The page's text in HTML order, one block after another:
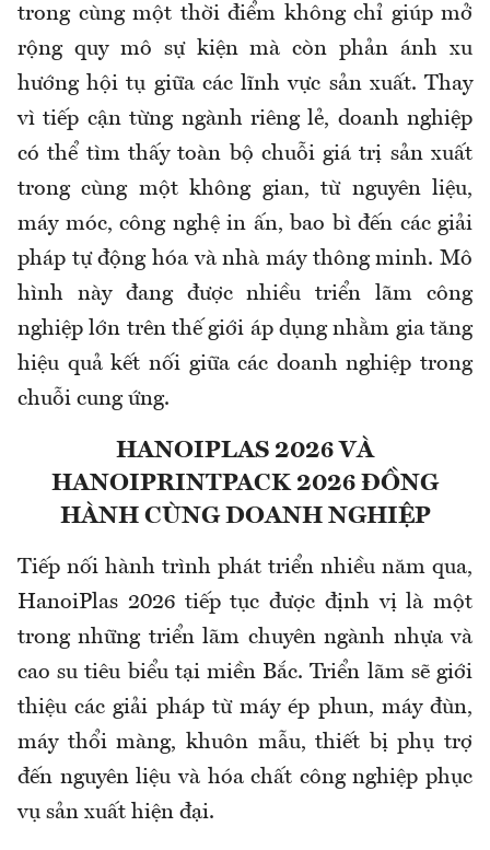
trong cùng một thời điểm không chỉ giúp mở
rộng quy mô sự kiện mà còn phản ánh xu
hướng hội tụ giữa các lĩnh vực sản xuất. Thay
vì tiếp cận từng ngành riêng lẻ, doanh nghiệp
có thể tìm thấy toàn bộ chuỗi giá trị sản xuất
trong cùng một không gian, từ nguyên liệu,
máy móc, công nghệ in ấn, bao bì đến các giải
pháp tự động hóa và nhà máy thông minh. Mô
hình này đang được nhiều triển lãm công
nghiệp lớn trên thế giới áp dụng nhằm gia tăng
hiệu quả kết nối giữa các doanh nghiệp trong
chuỗi cung ứng.
HANOIPLAS 2026 VÀ
HANOIPRINTPACK 2026 ĐỒNG
HÀNH CÙNG DOANH NGHIỆP
Tiếp nối hành trình phát triển nhiều năm qua,
HanoiPlas 2026 tiếp tục được định vị là một
trong những triển lãm chuyên ngành nhựa và
cao su tiêu biểu tại miền Bắc. Triển lãm sẽ giới
thiệu các giải pháp từ máy ép phun, máy đùn,
máy thổi màng, khuôn mẫu, thiết bị phụ trợ
đến nguyên liệu và hóa chất công nghiệp phục
vụ sản xuất hiện đại.